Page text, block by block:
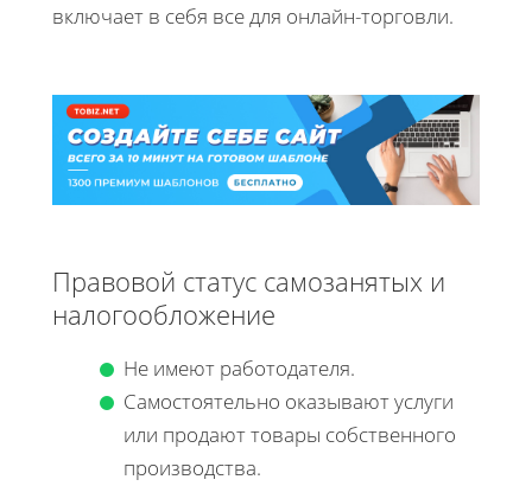
включает в себя все для онлайн-торговли.
Правовой статус самозанятых и
налогообложение
Не имеют работодателя.
Самостоятельно оказывают услуги
или продают товары собственного
производства.